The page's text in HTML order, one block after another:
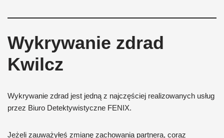
Wykrywanie zdrad
Kwilcz
Wykrywanie zdrad jest jedną z najczęściej realizowanych usług
przez Biuro Detektywistyczne FENIX.
Jeżeli zauważyłeś zmianę zachowania partnera, coraz